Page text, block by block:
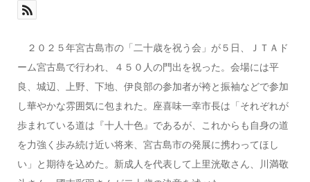
２０２５年宮古島市の「二十歳を祝う会」が５日、ＪＴＡド
ーム宮古島で行われ、４５０人の門出を祝った。会場には平
良、城辺、上野、下地、伊良部の参加者が袴と振袖などで参加
し華やかな雰囲気に包まれた。座喜味一幸市長は「それぞれが
歩まれている道は『十人十色』であるが、これからも自身の道
を力強く歩み続け近い将来、宮古島市の発展に携わってほし
い」と期待を込めた。新成人を代表して上里洸敬さん、川満敬